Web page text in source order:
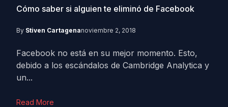
Cómo saber si alguien te eliminó de Facebook
By Stiven Cartagenanoviembre 2, 2018
Facebook no está en su mejor momento. Esto,
debido a los escándalos de Cambridge Analytica y
un...
Read More